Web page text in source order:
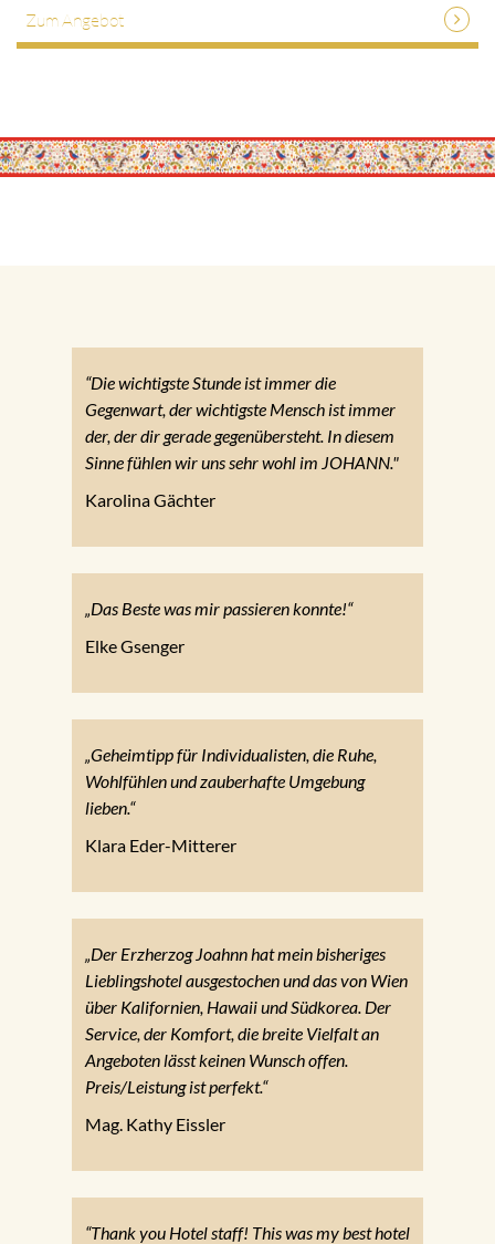
Zum Angebot
“Die wichtigste Stunde ist immer die
Gegenwart, der wichtigste Mensch ist immer
der, der dir gerade gegenübersteht. In diesem
Sinne fühlen wir uns sehr wohl im JOHANN."
Karolina Gächter
„Das Beste was mir passieren konnte!“
Elke Gsenger
„Geheimtipp für Individualisten, die Ruhe,
Wohlfühlen und zauberhafte Umgebung
lieben.“
Klara Eder-Mitterer
„Der Erzherzog Joahnn hat mein bisheriges
Lieblingshotel ausgestochen und das von Wien
über Kalifornien, Hawaii und Südkorea. Der
Service, der Komfort, die breite Vielfalt an
Angeboten lässt keinen Wunsch offen.
Preis/Leistung ist perfekt.“
Mag. Kathy Eissler
“Thank you Hotel staff! This was my best hotel